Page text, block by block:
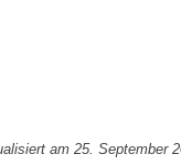
am 25. September